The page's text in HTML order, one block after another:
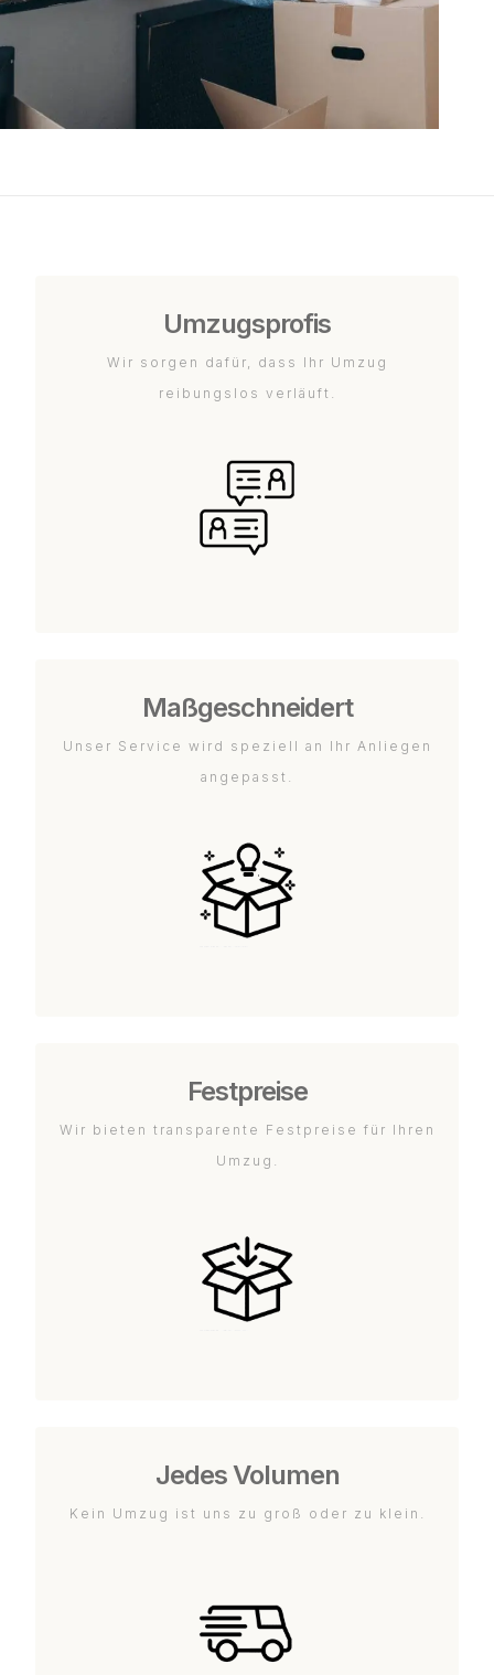
Umzugsprofis
Wir sorgen dafür, dass Ihr Umzug
reibungslos verläuft.
Maßgeschneidert
Unser Service wird speziell an Ihr Anliegen
angepasst.
Festpreise
Wir bieten transparente Festpreise für Ihren
Umzug.
Jedes Volumen
Kein Umzug ist uns zu groß oder zu klein.